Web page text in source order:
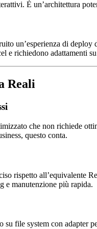
È un’architettura
un’esperienza di
e richiedono adattamenti
Reali
che non richiede
questo conta.
rispetto all’equivalente
e manutenzione più rapida.
su file system con adapter